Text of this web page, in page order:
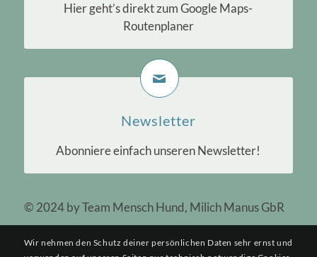
Hier geht’s direkt zum Google Maps-
Routenplaner
Newsletter
Abonniere einfach unseren Newsletter!
© 2024 by Team Mensch Hund, Milich Manus GbR
Wir nehmen den Schutz deiner persönlichen Daten sehr ernst und